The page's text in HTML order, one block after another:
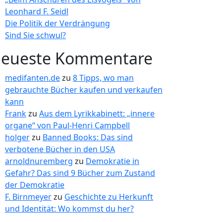
Leonhard F. Seidl
Die Politik der Verdrängung
Sind Sie schwul?
Kommentare
medifanten.dezu 8 Tipps, wo man
gebrauchte Bücher kaufen und verkaufen
kann
Frankzu Aus dem Lyrikkabinett: „innere
organe“ von Paul-Henri Campbell
holgerzu Banned Books: Das sind
verbotene Bücher in den USA
arnoldnuremberg zu Demokratie in
Gefahr? Das sind 9 Bücher zum Zustand
der Demokratie
F. Birnmeyerzu Geschichte zu Herkunft
und Identität: Wo kommst du her?